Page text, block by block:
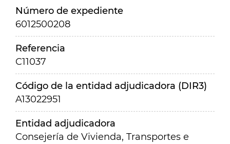
Número de expediente
6012500208
Referencia
C11037
Código de la entidad adjudicadora (DIR3)
A13022951
Entidad adjudicadora
Consejería de Vivienda, Transportes e